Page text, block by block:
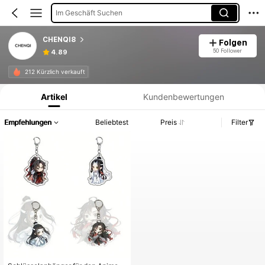
Im Geschäft Suchen
CHENQI8
4.89
Folgen
50 Follower
212 Kürzlich verkauft
Produktinformation: Preisangabe, Verkaufs- und Lagerbestandsdetails.
Artikel Kundenbewertungen
Empfehlungen Beliebtest Preis Filter